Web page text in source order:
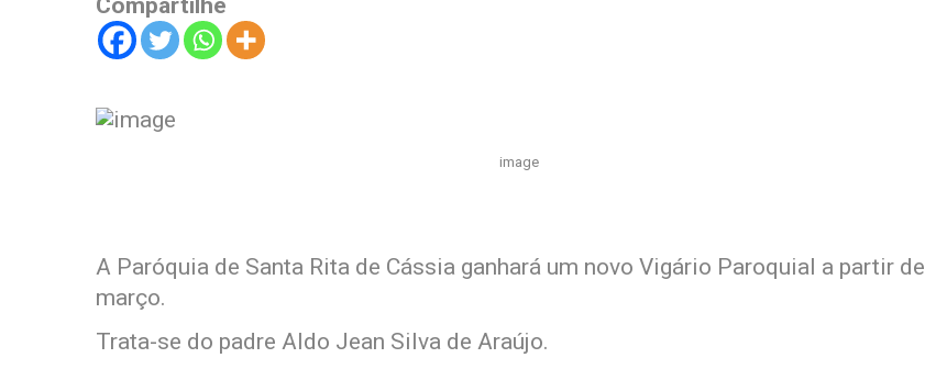
Compartilhe
image
A Paróquia de Santa Rita de Cássia ganhará um novo Vigário Paroquial a partir de
março.
Trata-se do padre Aldo Jean Silva de Araújo.